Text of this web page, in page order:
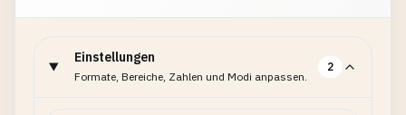
Einstellungen
Formate, Bereiche, Zahlen und Modi anpassen.
2